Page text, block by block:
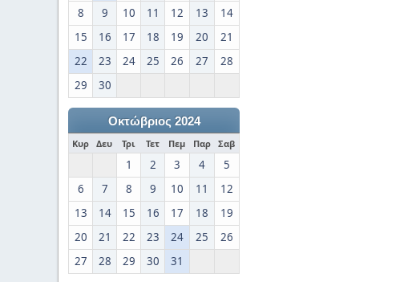
8
9 10 11 12 13
14
15
16 17 18 19 20
21
22
23 24 25 26 27
28
29
30
Οκτώβριος 2024
Κυρ Δευ Τρι Τετ Πεμ Παρ Σαβ
1 2 3 4
5
6
7 8 9 10 11
12
13
14 15 16 17 18
19
20
21 22 23 24 25
26
27
28 29 30 31